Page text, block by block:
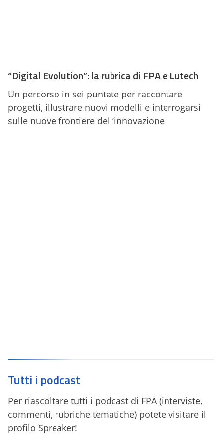
“Digital Evolution”: la rubrica di FPA e Lutech
Un percorso in sei puntate per raccontare
progetti, illustrare nuovi modelli e interrogarsi
sulle nuove frontiere dell’innovazione
Tutti i podcast
Per riascoltare tutti i podcast di FPA (interviste,
commenti, rubriche tematiche) potete visitare il
profilo Spreaker!